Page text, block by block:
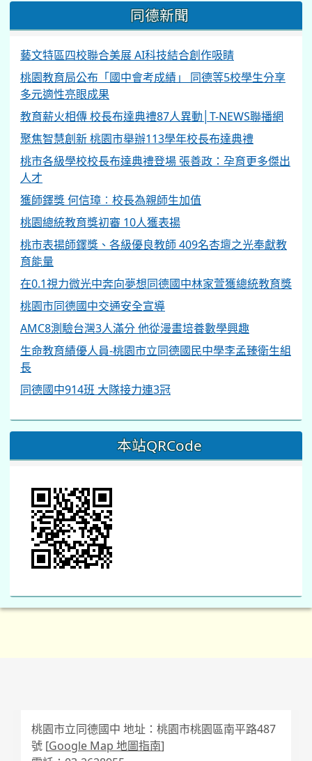
同德新聞
藝文特區四校聯合美展 AI科技結合創作吸睛
桃園教育局公布「國中會考成績」 同德等5校學生分享
多元適性亮眼成果
教育薪火相傳 校長布達典禮87人異動│T-NEWS聯播網
聚焦智慧創新 桃園市舉辦113學年校長布達典禮
桃市各級學校校長布達典禮登場 張善政：孕育更多傑出
人才
獲師鐸獎 何信璋︰校長為親師生加值
桃園總統教育獎初審 10人獲表揚
桃市表揚師鐸獎、各級優良教師 409名杏壇之光奉獻教
育能量
在0.1視力微光中奔向夢想同德國中林家萱獲總統教育獎
桃園市同德國中交通安全宣導
AMC8測驗台灣3人滿分 他從漫畫培養數學興趣
生命教育績優人員-桃園市立同德國民中學李孟臻衛生組
長
同德國中914班 大隊接力連3冠
本站QRCode
桃園市立同德國中 地址：桃園市桃園區南平路487
號 [Google Map 地圖指南]